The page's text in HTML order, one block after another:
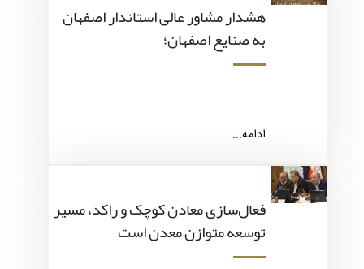
هشدار مشاور عالی استاندار اصفهان
به صنایع اصفهان؛
ادامه...
فعال‌سازی معادن کوچک و راکد، مسیر
توسعه متوازن معدن است